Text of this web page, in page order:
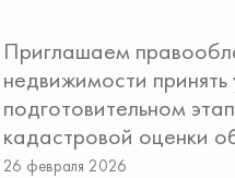
Приглашаем
недвижимости принять
подготовительном
кадастровой оценки
26 февраля 2026